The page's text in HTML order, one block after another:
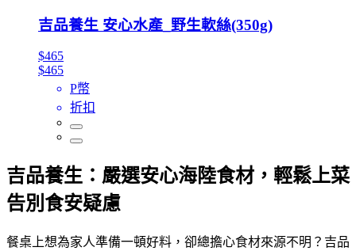
吉品養生 安心水產_野生軟絲(350g)
$465
$465
P幣
折扣
吉品養生：嚴選安心海陸食材，輕鬆上菜
告別食安疑慮
餐桌上想為家人準備一頓好料，卻總擔心食材來源不明？吉品